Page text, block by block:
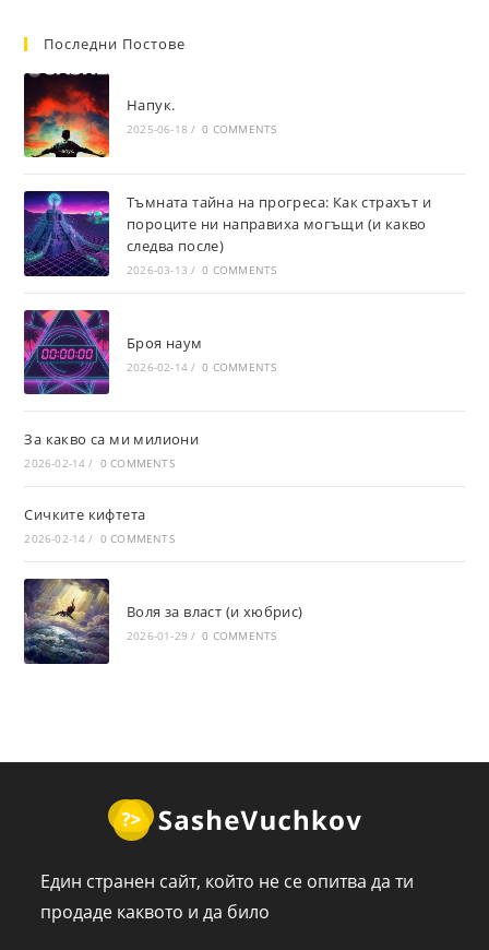
Последни Постове
Напук.
2025-06-18 / 0 COMMENTS
Тъмната тайна на прогреса: Как страхът и
пороците ни направиха могъщи (и какво
следва после)
2026-03-13 / 0 COMMENTS
Броя наум
2026-02-14 / 0 COMMENTS
За какво са ми милиони
2026-02-14 / 0 COMMENTS
Сичките кифтета
2026-02-14 / 0 COMMENTS
Воля за власт (и хюбрис)
2026-01-29 / 0 COMMENTS
Един странен сайт, който не се опитва да ти
продаде каквото и да било